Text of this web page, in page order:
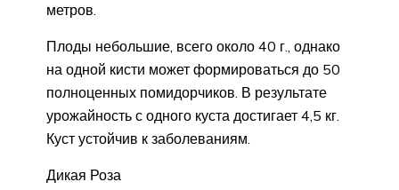
метров.
Плоды небольшие, всего около 40 г., однако
на одной кисти может формироваться до 50
полноценных помидорчиков. В результате
урожайность с одного куста достигает 4,5 кг.
Куст устойчив к заболеваниям.
Дикая Роза